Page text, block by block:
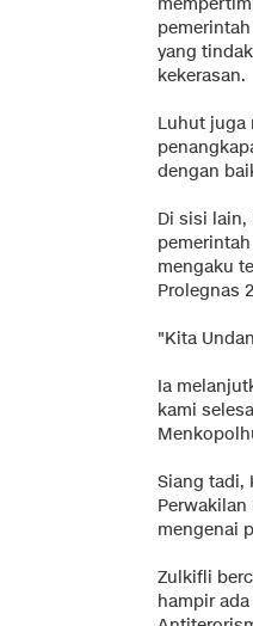
yang
kekerasan.
Luhut juga
dengan
Di sisi lain,
mengaku
Prolegnas
"Kita
Ia
kami
Siang tadi,
mengenai
Zulkifli
hampir